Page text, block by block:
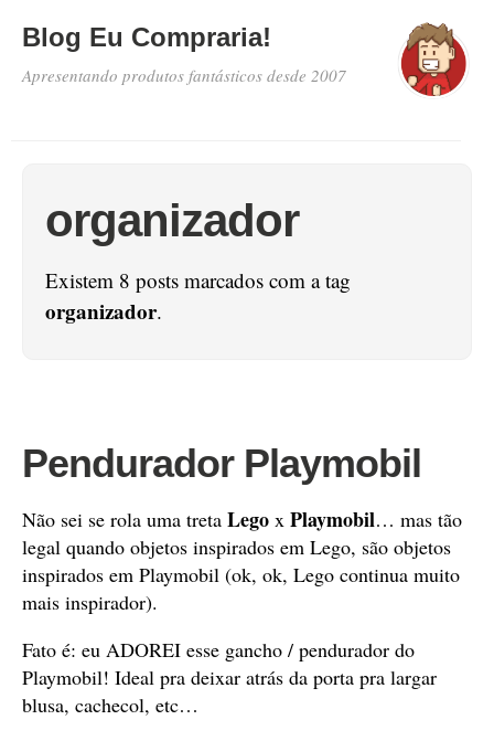
Blog Eu Compraria!
Apresentando produtos fantásticos desde 2007
organizador
Existem 8 posts marcados com a tag
organizador.
Pendurador Playmobil
Não sei se rola uma treta Lego x Playmobil… mas tão
legal quando objetos inspirados em Lego, são objetos
inspirados em Playmobil (ok, ok, Lego continua muito
mais inspirador).
Fato é: eu ADOREI esse gancho / pendurador do
Playmobil! Ideal pra deixar atrás da porta pra largar
blusa, cachecol, etc…